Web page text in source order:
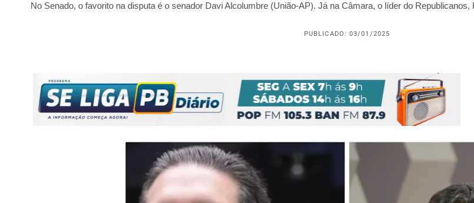
No Senado, o favorito na disputa é o senador Davi Alcolumbre (União-AP). Já na Câmara, o líder do
PUBLICADO: 03/01/2025